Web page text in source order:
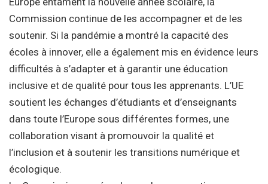
Commission continue de les accompagner et de les
soutenir. Si la pandémie a montré la capacité des
écoles à innover, elle a également mis en évidence leurs
difficultés à s’adapter et à garantir une éducation
inclusive et de qualité pour tous les apprenants. L’UE
soutient les échanges d’étudiants et d’enseignants
dans toute l’Europe sous différentes formes, une
collaboration visant à promouvoir la qualité et
l’inclusion et à soutenir les transitions numérique et
écologique.